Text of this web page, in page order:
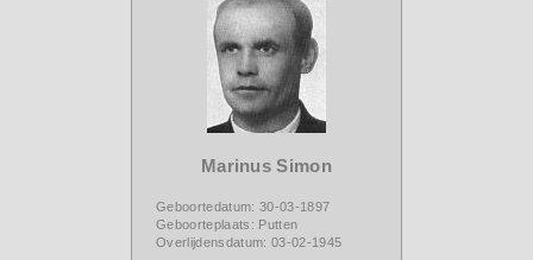
Marinus Simon
Geboortedatum: 30-03-1897
Geboorteplaats: Putten
Overlijdensdatum: 03-02-1945